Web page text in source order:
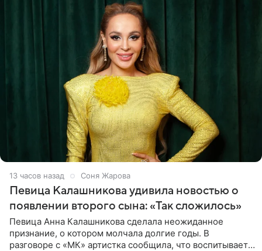
13 часов назад Соня Жарова
Певица Калашникова удивила новостью о
появлении второго сына: «Так сложилось»
Певица Анна Калашникова сделала неожиданное
признание, о котором молчала долгие годы. В
разговоре с «МК» артистка сообщила, что воспитывает